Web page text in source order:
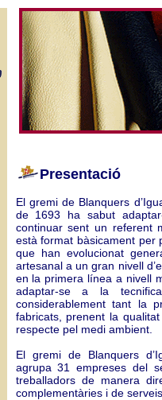
Presentació
El gremi de Blanquers
de 1693 ha sabut
continuar sent un referent
està format bàsicament per
que han evolucionat
artesanal a un gran nivell
en la primera línea a nivell
adaptar-se a la
considerablement tant la
fabricats, prenent la
respecte pel medi ambient.
El gremi de Blanquers
agrupa 31 empreses del
treballadors de manera
complementàries i de